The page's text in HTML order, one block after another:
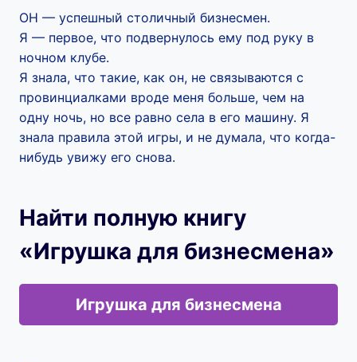
ОН — успешный столичный бизнесмен.
Я — первое, что подвернулось ему под руку в
ночном клубе.
Я знала, что такие, как он, не связываются с
провинциалками вроде меня больше, чем на
одну ночь, но все равно села в его машину. Я
знала правила этой игры, и не думала, что когда-
нибудь увижу его снова.
Найти полную книгу
«Игрушка для бизнесмена»
Игрушка для бизнесмена